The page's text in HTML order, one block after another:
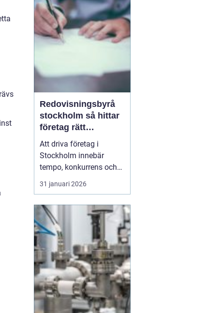
många bor trångt och
ljud lätt sprids mellan
våningsplan och
lägenheter, har heltäck...
Redovisningsbyrå
stockholm så hittar
företag rätt
långsiktig partner
Att driva företag i
Stockholm innebär
tempo, konkurrens och
många beslut. Särskilt
ekonomin kräver mer tid
Därför väljer allt fler
entreprenörer att ta hjälp
aven redovisningsbyrå
Stockholm i<...
31 januari 2026